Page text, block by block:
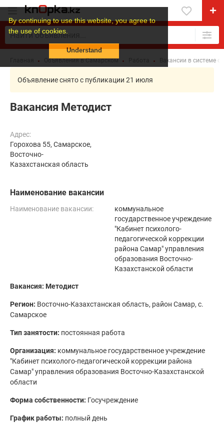
By continuing to use this website, you agree to
the use of cookies.
Understand
Объявления в Самарском Вакансии в системе
Объявление снято с публикации 21 июля
Вакансия Методист
Адрес:
Горохова 55, Самарское,
Восточно-
Казахстанская область
Наименование вакансии
Наименование вакансии:
коммунальное
государственное учреждение
"Кабинет психолого-
педагогической коррекции
района Самар" управления
образования Восточно-
Казахстанской области
Вакансия: Методист
Регион: Восточно-Казахстанская область, район Самар, с.
Самарское
Тип занятости: постоянная работа
Организация: коммунальное государственное учреждение
"Кабинет психолого-педагогической коррекции района
Самар" управления образования Восточно-Казахстанской
области
Форма собственности: Госучреждение
График работы: полный день